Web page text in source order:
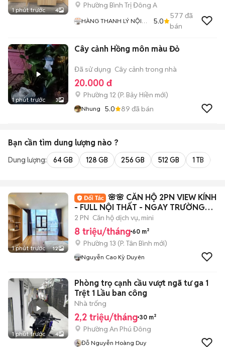
1 phút trước 4
Phường Bình Trị Đông A
HÀNG THANH LÝ NỘI
5.0
577 đã
bán
1 phút trước 3
Cây cảnh Hồng môn màu Đỏ
Đã sử dụng Cây cảnh trong nhà
20.000 đ
Phường 12 (P. Bảy Hiền mới)
Nhung 5.0 89 đã bán
Bạn cần tìm dung lượng nào ?
Dung lượng: 64 GB 128 GB 256 GB 512 GB 1 TB
1 phút trước 12
🌸🌸 CĂN HỘ 2PN VIEW KÍNH
- FULL NỘI THẤT - NGAY TRƯỜNG
CHINH 🌸🌸
2 PN Căn hộ dịch vụ, mini
8 triệu/tháng 60 m²
Phường 13 (P. Tân Bình mới)
Nguyễn Cao Kỳ Duyên
1 phút trước 4
Phòng trọ cạnh cầu vượt ngã tư ga 1
Trệt 1 Lầu ban công
Nhà trống
2,2 triệu/tháng 30 m²
Phường An Phú Đông
Đỗ Nguyễn Hoàng Duy